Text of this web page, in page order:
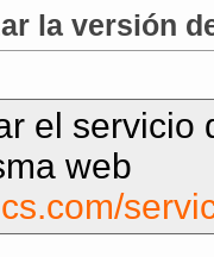
la versión
el servicio
web